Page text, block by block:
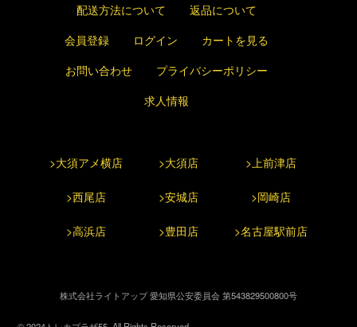
配送方法について
返品について
会員登録
ログイン
カートを見る
お問い合わせ
プライバシーポリシー
求人情報
>大須アメ横店 >大須店 >上前津店
>西尾店 >安城店 >岡崎店
>高浜店 >豊田店 >名古屋駅前店
株式会社ライトアップ 愛知県公安委員会 第543829500800号